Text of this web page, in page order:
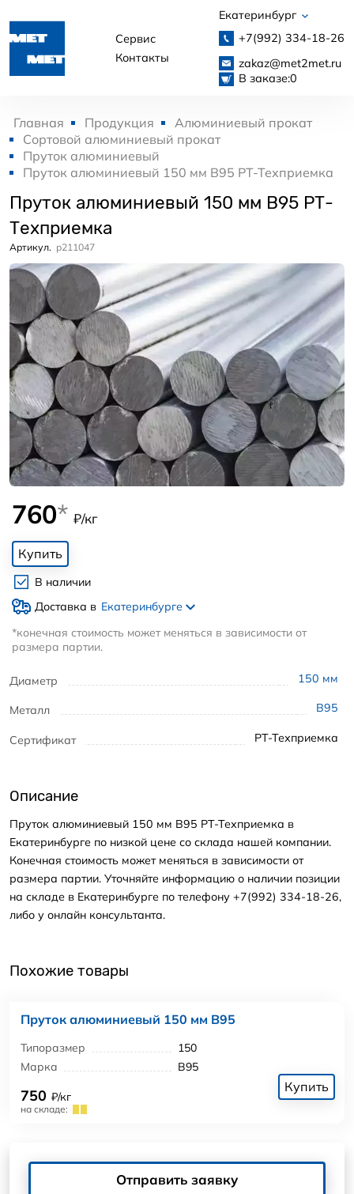
Сервис
Контакты
Екатеринбург
+7(992) 334-18-26
zakaz@met2met.ru
В заказе:0
Главная Продукция
Алюминиевый прокат
Сортовой алюминиевый прокат
Пруток алюминиевый
Пруток алюминиевый 150 мм В95 РТ-Техприемка
Пруток алюминиевый 150 мм В95 РТ-
Техприемка
Артикул. p211047
Диаметр 150 мм
Металл В95
Сертификат РТ-Техприемка
760* ₽/кг
Купить
В наличии
Доставка в Екатеринбурге
*конечная стоимость может меняться в зависимости от
размера партии.
Описание
Пруток алюминиевый 150 мм В95 РТ-Техприемка в
Екатеринбурге по низкой цене со склада нашей компании.
Конечная стоимость может меняться в зависимости от
размера партии. Уточняйте информацию о наличии позиции
на складе в Екатеринбурге по телефону +7(992) 334-18-26,
либо у онлайн консультанта.
Похожие товары
Пруток алюминиевый 150 мм В95
Типоразмер
150
Марка
В95
750 ₽/кг
на складе:
Купить
Отправить заявку